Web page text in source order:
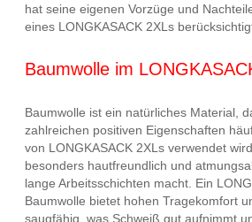
hat seine eigenen Vorzüge und
eines LONGKASACK 2XLs
Baumwolle im
Baumwolle ist ein natürliches Material,
zahlreichen positiven Eigenschaften
von LONGKASACK 2XLs verwendet
besonders hautfreundlich und
lange Arbeitsschichten macht. Ein
Baumwolle bietet hohen Tragekomfort
saugfähig, was Schweiß gut aufnimmt